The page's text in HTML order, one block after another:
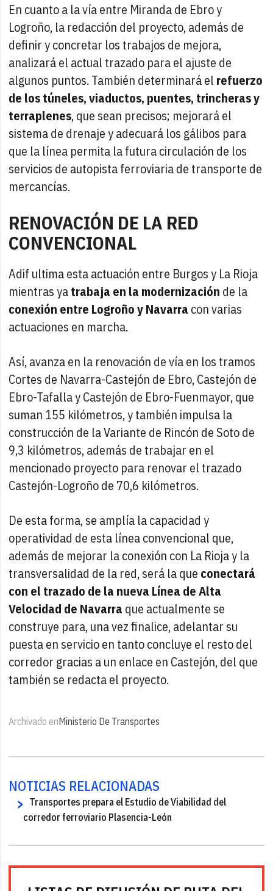
En cuanto a la vía entre Miranda de Ebro y
Logroño, la redacción del proyecto, además de
definir y concretar los trabajos de mejora,
analizará el actual trazado para el ajuste de
algunos puntos. También determinará el refuerzo
de los túneles, viaductos, puentes, trincheras y
terraplenes, que sean precisos; mejorará el
sistema de drenaje y adecuará los gálibos para
que la línea permita la futura circulación de los
servicios de autopista ferroviaria de transporte de
mercancías.
RENOVACIÓN DE LA RED
CONVENCIONAL
Adif ultima esta actuación entre Burgos y La Rioja
mientras yatrabaja en la modernización de la
conexión entre Logroño y Navarra con varias
actuaciones en marcha.
Así, avanza en la renovación de vía en los tramos
Cortes de Navarra-Castejón de Ebro, Castejón de
Ebro-Tafalla y Castejón de Ebro-Fuenmayor, que
suman 155 kilómetros, y también impulsa la
construcción de la Variante de Rincón de Soto de
9,3 kilómetros, además de trabajar en el
mencionado proyecto para renovar el trazado
Castejón-Logroño de 70,6 kilómetros.
De esta forma, se amplía la capacidad y
operatividad de esta línea convencional que,
además de mejorar la conexión con La Rioja y la
transversalidad de la red, será la que conectará
con el trazado de la nueva Línea de Alta
Velocidad de Navarra que actualmente se
construye para, una vez finalice, adelantar su
puesta en servicio en tanto concluye el resto del
corredor gracias a un enlace en Castejón, del que
también se redacta el proyecto.
Archivado enMinisterio De Transportes
NOTICIAS RELACIONADAS
Transportes prepara el Estudio de Viabilidad del
corredor ferroviario Plasencia-León